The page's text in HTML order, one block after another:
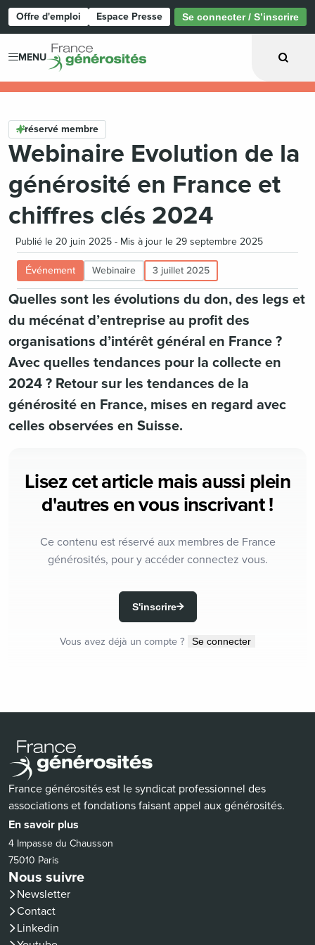
Offre d'emploi Espace Presse Se connecter / S’inscrire
MENU
réservé membre
Webinaire Evolution de la
générosité en France et
chiffres clés 2024
Publié le 20 juin 2025 - Mis à jour le 29 septembre 2025
Événement Webinaire 3 juillet 2025
Quelles sont les évolutions du don, des legs et
du mécénat d’entreprise au profit des
organisations d’intérêt général en France ?
Avec quelles tendances pour la collecte en
2024 ? Retour sur les tendances de la
générosité en France, mises en regard avec
celles observées en Suisse.
Lisez cet article mais aussi plein
d'autres en vous inscrivant !
Ce contenu est réservé aux membres de France
générosités, pour y accéder connectez vous.
S'inscrire
Vous avez déjà un compte ? Se connecter
France générosités est le syndicat professionnel des
associations et fondations faisant appel aux générosités.
En savoir plus
4 Impasse du Chausson
75010 Paris
Nous suivre
Newsletter
Contact
Linkedin
(nouvelle fenêtre)